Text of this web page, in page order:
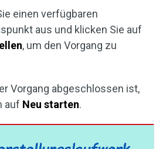
einen verfügbaren
aus und klicken Sie auf
, um den Vorgang zu
Vorgang abgeschlossen ist,
auf Neu starten.